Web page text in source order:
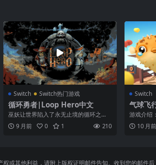
Switch Switch热门游戏
循环勇者|Loop Hero中文
巫妖让世界陷入了永无止境的循环之
中，所有人都饱经无尽混乱的摧残。玩
家需操纵一摞不...
9 月前 0 1 210
Switch
气球飞
游戏介绍
使用你的
时间用完
10 月前
或其他利益，请附上版权证明邮件告知。收到您的邮件